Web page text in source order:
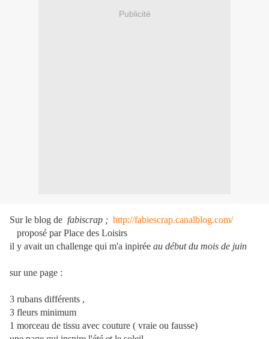
Publicité
Sur le blog de fabiscrap ; http://fabiescrap.canalblog.com/
proposé par Place des Loisirs
il y avait un challenge qui m'a inpirée au début du mois de juin
sur une page :
3 rubans différents ,
3 fleurs minimum
1 morceau de tissu avec couture ( vraie ou fausse)